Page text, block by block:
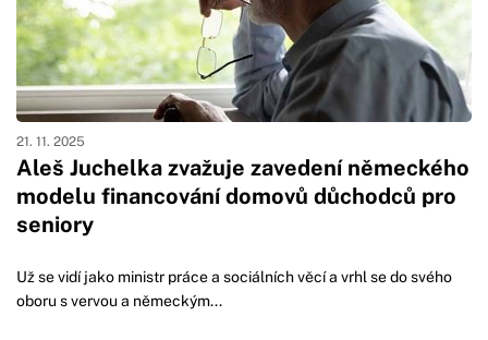
Aleš Juchelka zvažuje zavedení německého
modelu financování domovů důchodců pro
seniory
21. 11. 2025
Už se vidí jako ministr práce a sociálních věcí a vrhl se do svého
oboru s vervou a německým...